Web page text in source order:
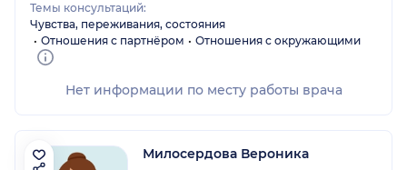
Темы консультаций:
Чувства, переживания, состояния
Отношения с партнёром
Отношения с окружающими
Нет информации по месту работы врача
Милосердова Вероника